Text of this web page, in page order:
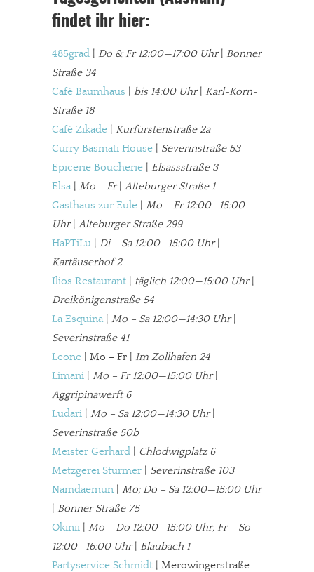
In eigener Sache
Dir gefällt unsere Arbeit?
meinesuedstadt.de finanziert sich durch Partnerprofile und
Werbung. Beide Einnahmequellen sind in den letzten Monaten
stark zurückgegangen.
Solltest Du unsere unabhängige Berichterstattung schätzen,
kannst Du uns mit einer kleinen Spende unterstützen.
Paypal - danke@meinesuedstadt.de
JETZT SPENDEN Schon erledigt!
findet ihr hier:
485grad Do & Fr 12:00—17:00 Uhr
Bonner
Straße 34
Café Baumhaus
bis 14:00 Uhr| Karl-Korn-
Straße 18
Café Zikade
Kurfürstenstraße 2a
Curry Basmati House
Severinstraße 53
Epicerie Boucherie
Elsassstraße 3
Elsa| Mo – Fr| Alteburger Straße 1
Gasthaus zur Eule
Mo – Fr 12:00—15:00
Uhr| Alteburger Straße 299
HaPTiLu
Di – Sa 12:00—15:00 Uhr|
Kartäuserhof 2
Ilios Restaurant
täglich 12:00—15:00 Uhr|
Dreikönigenstraße 54
La Esquina| Mo – Sa 12:00—14:30 Uhr|
Severinstraße 41
Leone | Mo – Fr | Im Zollhafen 24
Limani
Mo – Fr 12:00—15:00 Uhr|
Aggripinawerft 6
Ludari
Mo – Sa 12:00—14:30 Uhr|
Severinstraße 50b
Meister Gerhard
Chlodwigplatz 6
Metzgerei Stürmer
Severinstraße 103
Namdaemun
Mo; Do – Sa 12:00—15:00 Uhr
Bonner Straße 75
Okinii
Mo – Do 12:00—15:00 Uhr, Fr – So
12:00—16:00 Uhr| Blaubach 1
Partyservice Schmidt | Merowingerstraße